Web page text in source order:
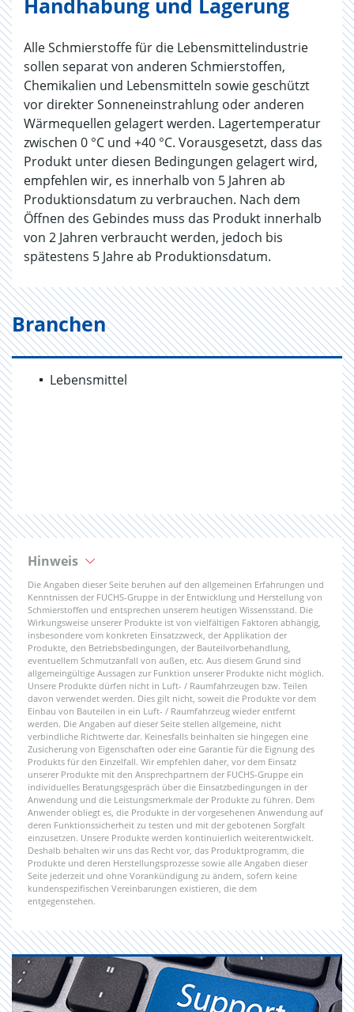
Handhabung und Lagerung
Alle Schmierstoffe für die Lebensmittelindustrie
sollen separat von anderen Schmierstoffen,
Chemikalien und Lebensmitteln sowie geschützt
vor direkter Sonneneinstrahlung oder anderen
Wärmequellen gelagert werden. Lagertemperatur
zwischen 0 °C und +40 °C. Vorausgesetzt, dass das
Produkt unter diesen Bedingungen gelagert wird,
empfehlen wir, es innerhalb von 5 Jahren ab
Produktionsdatum zu verbrauchen. Nach dem
Öffnen des Gebindes muss das Produkt innerhalb
von 2 Jahren verbraucht werden, jedoch bis
spätestens 5 Jahre ab Produktionsdatum.
Branchen
Lebensmittel
Hinweis
Die Angaben dieser Seite beruhen auf den allgemeinen Erfahrungen und
Kenntnissen der FUCHS-Gruppe in der Entwicklung und Herstellung von
Schmierstoffen und entsprechen unserem heutigen Wissensstand. Die
Wirkungsweise unserer Produkte ist von vielfältigen Faktoren abhängig,
insbesondere vom konkreten Einsatzzweck, der Applikation der
Produkte, den Betriebsbedingungen, der Bauteilvorbehandlung,
eventuellem Schmutzanfall von außen, etc. Aus diesem Grund sind
allgemeingültige Aussagen zur Funktion unserer Produkte nicht möglich.
Unsere Produkte dürfen nicht in Luft- / Raumfahrzeugen bzw. Teilen
davon verwendet werden. Dies gilt nicht, soweit die Produkte vor dem
Einbau von Bauteilen in ein Luft- / Raumfahrzeug wieder entfernt
werden. Die Angaben auf dieser Seite stellen allgemeine, nicht
verbindliche Richtwerte dar. Keinesfalls beinhalten sie hingegen eine
Zusicherung von Eigenschaften oder eine Garantie für die Eignung des
Produkts für den Einzelfall. Wir empfehlen daher, vor dem Einsatz
unserer Produkte mit den Ansprechpartnern der FUCHS-Gruppe ein
individuelles Beratungsgespräch über die Einsatzbedingungen in der
Anwendung und die Leistungsmerkmale der Produkte zu führen. Dem
Anwender obliegt es, die Produkte in der vorgesehenen Anwendung auf
deren Funktionssicherheit zu testen und mit der gebotenen Sorgfalt
einzusetzen. Unsere Produkte werden kontinuierlich weiterentwickelt.
Deshalb behalten wir uns das Recht vor, das Produktprogramm, die
Produkte und deren Herstellungsprozesse sowie alle Angaben dieser
Seite jederzeit und ohne Vorankündigung zu ändern, sofern keine
kundenspezifischen Vereinbarungen existieren, die dem
entgegenstehen.